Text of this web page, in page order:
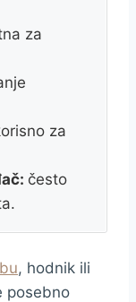
za
za
često
, hodnik ili
posebno